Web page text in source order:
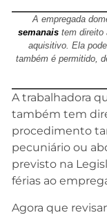
A empregada
semanaistem direito
aquisitivo. Ela
também é permitido,
A trabalhadora
também tem
procedimento
pecuniário ou
previsto na
férias ao
Agora que